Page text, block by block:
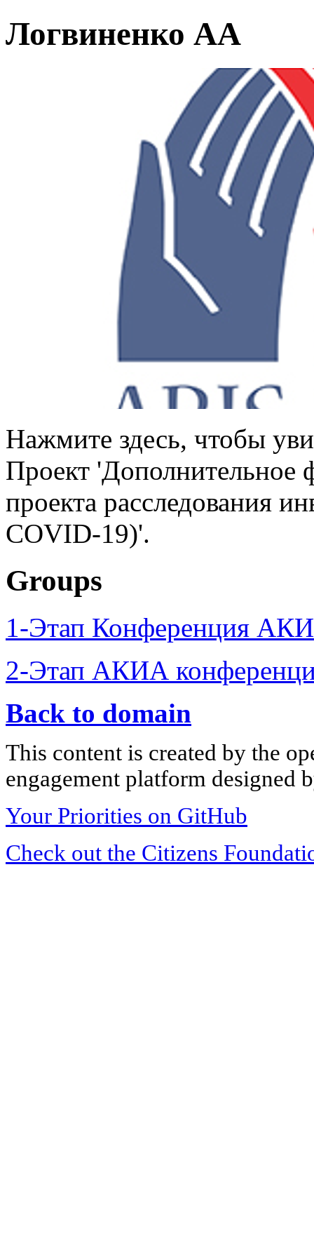
Логвиненко АА
Нажмите здесь, чтобы
Проект 'Дополнительное
проекта расследования
COVID-19)'.
Groups
1-Этап Конференция
2-Этап АКИА
Back to domain
This content is created by the
engagement platform designed
Your Priorities on GitHub
Check out the Citizens